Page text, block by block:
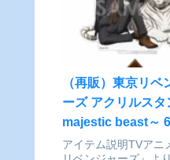
（再販）東京リベ
ーズ アクリルスタ
majestic beast～
谷隆[ソル・インタ
アイテム説明TVアニ